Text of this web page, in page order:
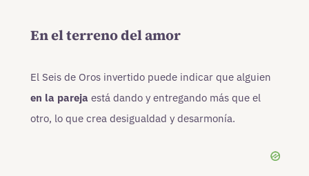
En el terreno del amor
El Seis de Oros invertido puede indicar que alguien
en la pareja está dando y entregando más que el
otro, lo que crea desigualdad y desarmonía.